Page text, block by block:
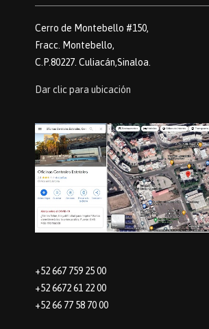
Cerro de Montebello #150,
Fracc. Montebello,
C.P.80227. Culiacán,Sinaloa.
Dar clic para ubicación
+52 667 759 25 00
+52 6672 61 22 00
+52 66 77 58 70 00